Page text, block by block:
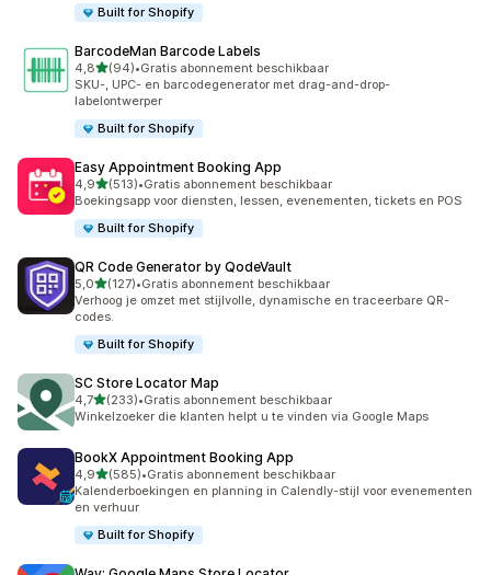
Built for Shopify
BarcodeMan Barcode Labels
4,8van 5 sterren
(94)
94 recensies in totaal
•Gratis abonnement beschikbaar
SKU-, UPC- en barcodegenerator met drag-and-drop-
labelontwerper
Built for Shopify
Easy Appointment Booking App
4,9van 5 sterren
(513)
513 recensies in totaal
•Gratis abonnement beschikbaar
Boekingsapp voor diensten, lessen, evenementen, tickets en POS
Built for Shopify
QR Code Generator by QodeVault
5,0van 5 sterren
(127)
127 recensies in totaal
•Gratis abonnement beschikbaar
Verhoog je omzet met stijlvolle, dynamische en traceerbare QR-
codes.
Built for Shopify
SC Store Locator Map
4,7van 5 sterren
(233)
233 recensies in totaal
•Gratis abonnement beschikbaar
Winkelzoeker die klanten helpt u te vinden via Google Maps
BookX Appointment Booking App
4,9van 5 sterren
(585)
585 recensies in totaal
•Gratis abonnement beschikbaar
Kalenderboekingen en planning in Calendly-stijl voor evenementen
en verhuur
Built for Shopify